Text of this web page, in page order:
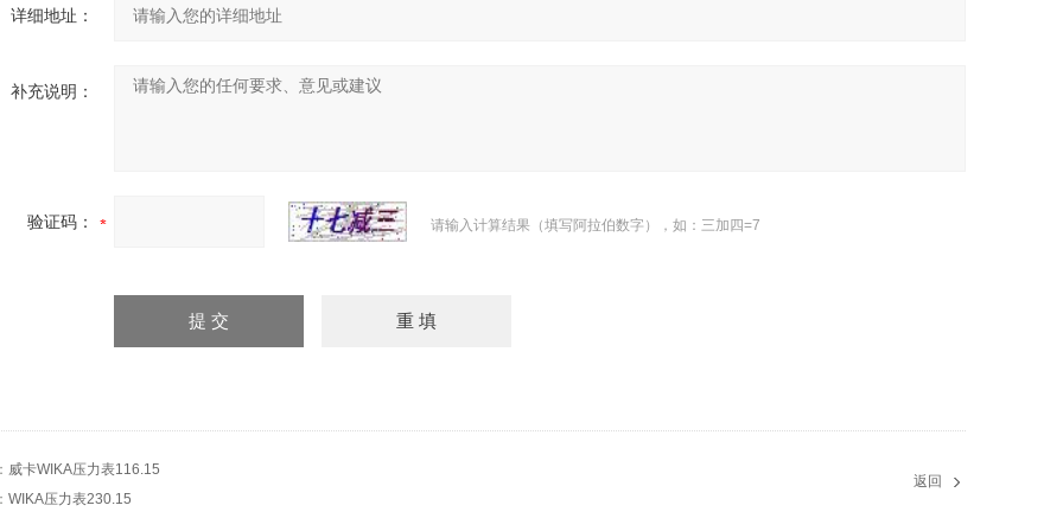
详细地址：
补充说明：
验证码： 请输入计算结果（填写阿拉伯数字），如：三加四=7
威卡WIKA压力表116.15
WIKA压力表230.15
返回